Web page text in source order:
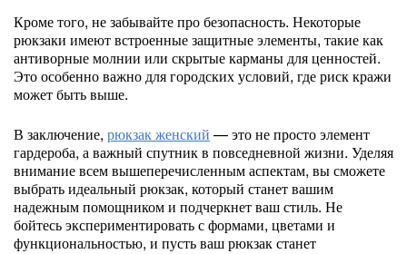
Кроме того, не забывайте про безопасность. Некоторые
рюкзаки имеют встроенные защитные элементы, такие как
антиворные молнии или скрытые карманы для ценностей.
Это особенно важно для городских условий, где риск кражи
может быть выше.
В заключение, рюкзак женский — это не просто элемент
гардероба, а важный спутник в повседневной жизни. Уделяя
внимание всем вышеперечисленным аспектам, вы сможете
выбрать идеальный рюкзак, который станет вашим
надежным помощником и подчеркнет ваш стиль. Не
бойтесь экспериментировать с формами, цветами и
функциональностью, и пусть ваш рюкзак станет